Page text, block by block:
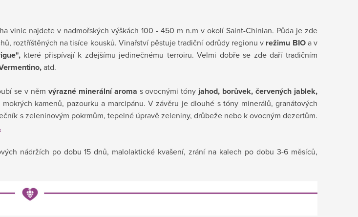
vinic najdete v nadmořských výškách 100 - 450 m n.m v okolí Saint-Chinian. Půda je zde
roztříštěných na tisíce kousků. Vinařství pěstuje tradiční odrůdy regionu v režimu BIOa v
které přispívají k zdejšímu jedinečnému terroiru. Velmi dobře se zde daří tradičním
atd.
se v něm výrazné minerální aroma s ovocnými tóny jahod, borůvek, červených jablek,
kamenů, pazourku a marcipánu. V závěru je dlouhé s tóny minerálů, granátových
s zeleninovým pokrmům, tepelné úpravě zeleniny, drůbeženebo k ovocným dezertům.
nádržích po dobu 15 dnů, malolaktické kvašení, zrání na kalech po dobu 3-6 měsíců,